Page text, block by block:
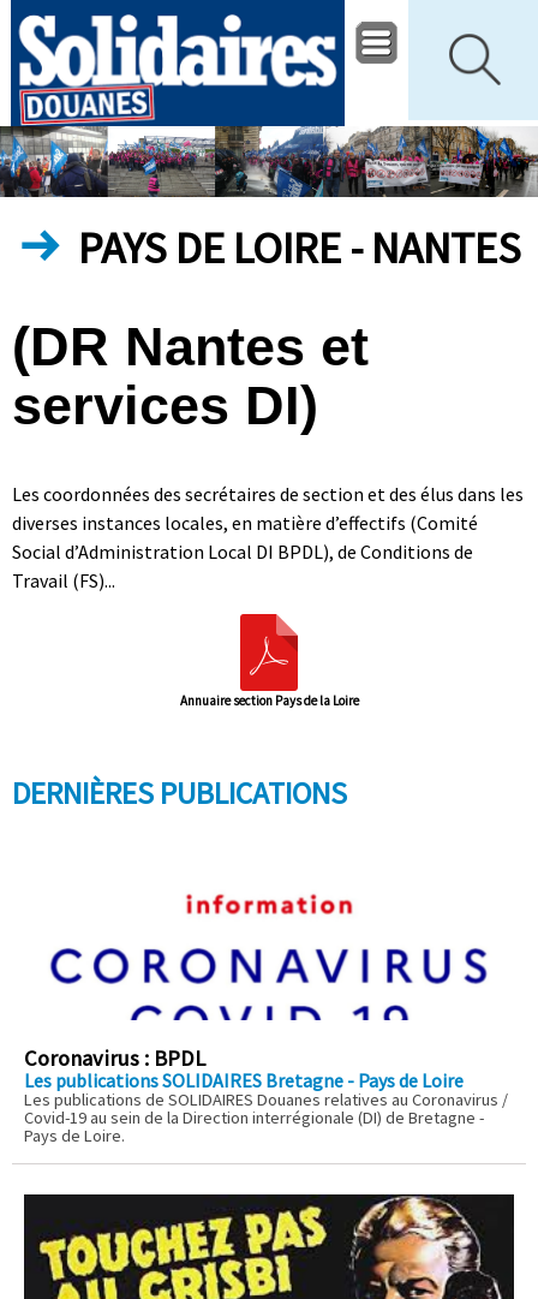
PAYS DE LOIRE - NANTES
(DR Nantes et
services DI)
Les coordonnées des secrétaires de section et des élus dans les
diverses instances locales, en matière d’effectifs (Comité
Social d’Administration Local DI BPDL), de Conditions de
Travail (FS)...
Annuaire section Pays de la Loire
DERNIÈRES PUBLICATIONS
Coronavirus : BPDL
Les publications SOLIDAIRES Bretagne - Pays de Loire
Les publications de SOLIDAIRES Douanes relatives au Coronavirus /
Covid-19 au sein de la Direction interrégionale (DI) de Bretagne -
Pays de Loire.